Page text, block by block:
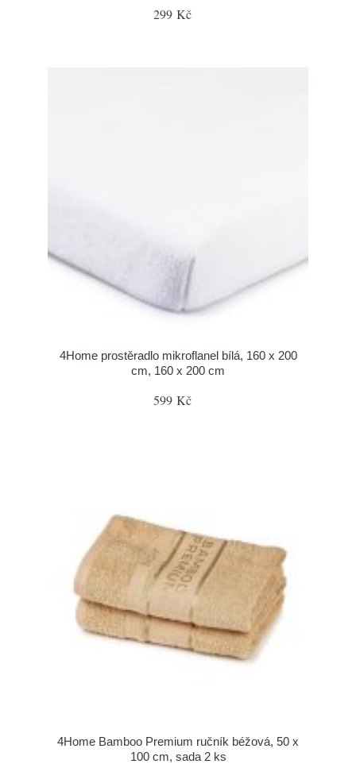
299 Kč
4Home prostěradlo mikroflanel bílá, 160 x 200
cm, 160 x 200 cm
599 Kč
4Home Bamboo Premium ručník béžová, 50 x
100 cm, sada 2 ks